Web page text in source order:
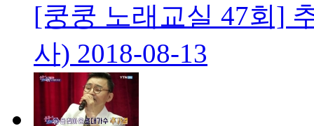
[쿵쿵 노래교실 47회]
사) 2018-08-13